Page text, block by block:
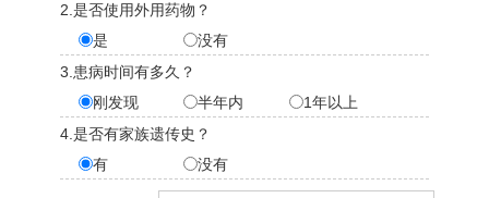
2.是否使用外用药物？
是
没有
3.患病时间有多久？
刚发现
半年内
1年以上
4.是否有家族遗传史？
有
没有